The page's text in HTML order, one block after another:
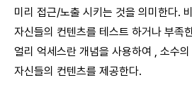
미리 접근/노출 시키는 것을 의미한다.
자신들의 컨텐츠를 테스트 하거나 부족
얼리 억세스란 개념을 사용하여 , 소수의
자신들의 컨텐츠를 제공한다.